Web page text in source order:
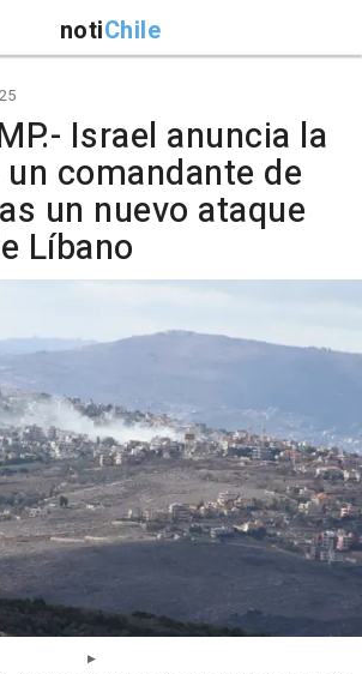
notiChile
Israel anuncia la
comandante de
un nuevo ataque
Líbano